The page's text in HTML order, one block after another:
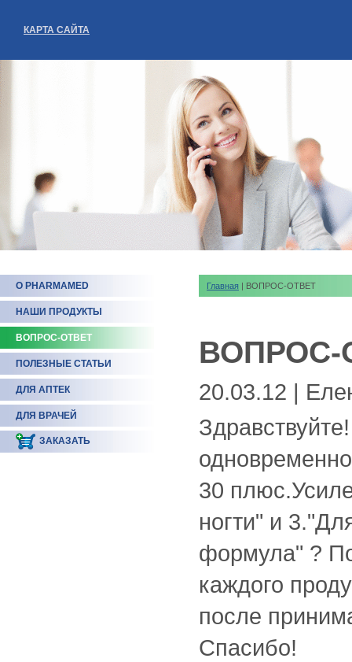
КАРТА САЙТА
О PHARMAMED
НАШИ ПРОДУКТЫ
ВОПРОС-ОТВЕТ
ПОЛЕЗНЫЕ СТАТЬИ
ДЛЯ АПТЕК
ДЛЯ ВРАЧЕЙ
ЗАКАЗАТЬ
Главная | ВОПРОС-ОТВЕТ
ВОПРОС-
20.03.12 |
30
ногти" и
формула" ?
каждого
после
Спасибо!